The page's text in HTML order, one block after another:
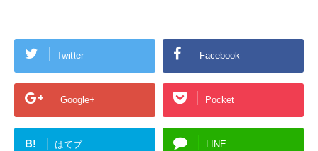
Twitter Facebook
Google+ Pocket
B! はてブ LINE